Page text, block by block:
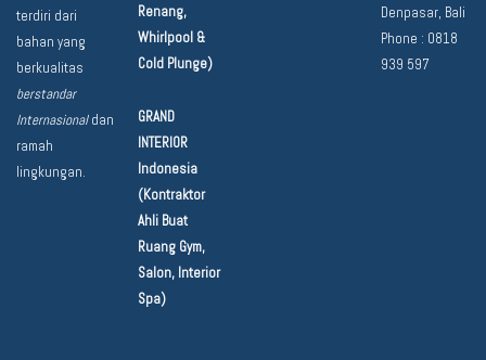
terdiri dari
bahan yang
berkualitas
berstandar
Internasionaldan
ramah
lingkungan.
Renang,
Whirlpool &
Cold Plunge)
GRAND
INTERIOR
Indonesia
(Kontraktor
Ahli Buat
Ruang Gym,
Salon, Interior
Spa)
Denpasar, Bali
Phone : 0818
939 597